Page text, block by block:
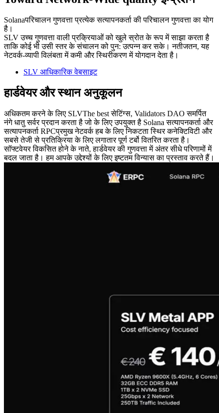
Solanaपरिचालन गुणवत्ता प्रत्येक सत्यापनकर्ता की परिचालन गुणवत्ता का योग
है।
SLV उच्च गुणवत्ता वाली प्रक्रियाओं को खुले स्रोत के रूप में साझा करता है
ताकि कोई भी उसी स्तर के संचालन को पुन: उत्पन्न कर सके। नतीजतन, यह
नेटवर्क-व्यापी विलंबता में कमी और स्थिरीकरण में योगदान देता है।
SLV आधिकारिक वेबसाइट
हार्डवेयर और स्थान अनुकूलन
अधिकतम करने के लिए SLVThe best सेटिंग्स, Validators DAO समर्पित
नंगे धातु सर्वर प्रदान करता है जो के लिए उपयुक्त है Solana सत्यापनकर्ता और
सत्यापनकर्ता RPCप्रमुख नेटवर्क हब के लिए निकटता स्थिर कनेक्टिविटी और
सबसे तेजी से प्रतिक्रिया के लिए लगातार पूर्ण टर्बो वितरित करता है।
सॉफ्टवेयर विकसित होने के नाते, हार्डवेयर की गुणवत्ता में अंतर सीधे परिणामों में
बदल जाता है। हम आपके उद्देश्यों के लिए इष्टतम विन्यास का प्रस्ताव करते हैं।